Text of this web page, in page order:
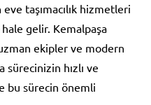
taşımacılık hizmetleri
gelir. Kemalpaşa
ekipler ve modern
sürecinizin hızlı ve
bu sürecin önemli